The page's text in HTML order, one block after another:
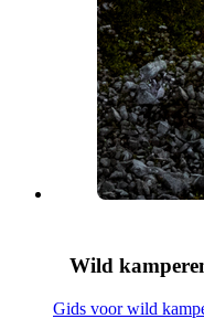
Wild
Gids voor wild